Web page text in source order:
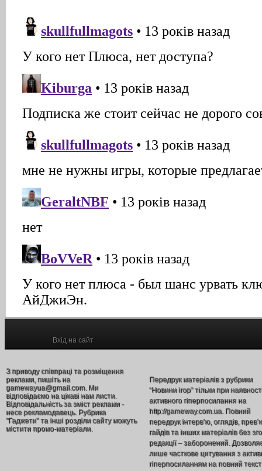
Вхід на сайт
З приводу співпраці та розміщення
реклами, пишіть на
gamewayua@gmail.com. Ми
відповідаємо на цікаві нам листи.
Відповідальність за зміст реклами -
несе рекламодавець. Рубрика
"Гаджети" та інші розділи сайту можуть
містити промо-матеріали.
Передрук матеріалів з рубрики
“Новини ігор” тільки при
активного гіперпосилання на
http://gameway.com.ua. Повний
передрук інтерв’ю, оглядів,
гайдів та інших матеріалів без
редакції – заборонений.
лише часткове цитування з
гіперпосиланням на повний текст